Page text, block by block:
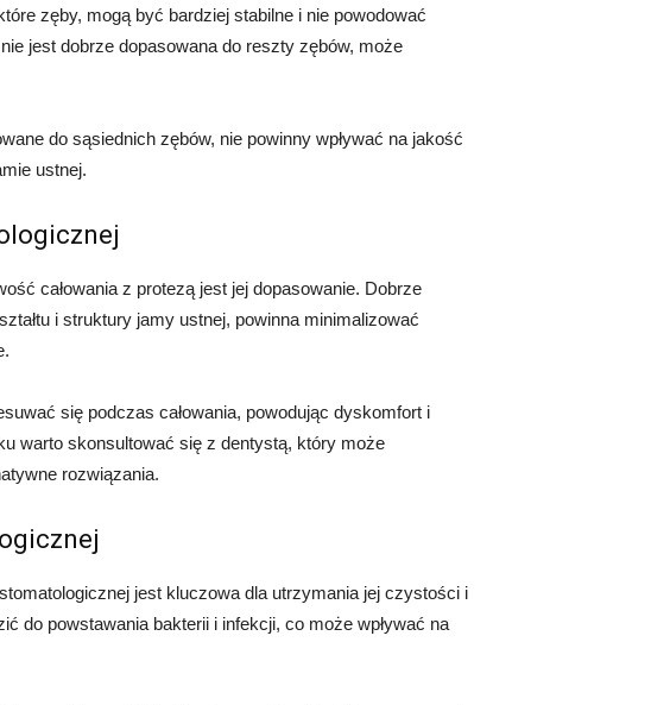
zęby, mogą być bardziej stabilne i nie powodować
jest dobrze dopasowana do reszty zębów, może
do sąsiednich zębów, nie powinny wpływać na jakość
ustnej.
całowania z protezą jest jej dopasowanie. Dobrze
i struktury jamy ustnej, powinna minimalizować
się podczas całowania, powodując dyskomfort i
warto skonsultować się z dentystą, który może
rozwiązania.
jest kluczowa dla utrzymania jej czystości i
do powstawania bakterii i infekcji, co może wpływać na